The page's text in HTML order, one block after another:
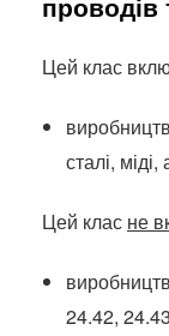
Цей клас
сталі,
Цей клас не
24.42,